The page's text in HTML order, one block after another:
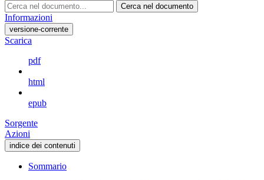
Cerca nel documento
Informazioni
versione-corrente
Scarica
pdf
html
epub
Sorgente
Azioni
indice dei contenuti
Sommario